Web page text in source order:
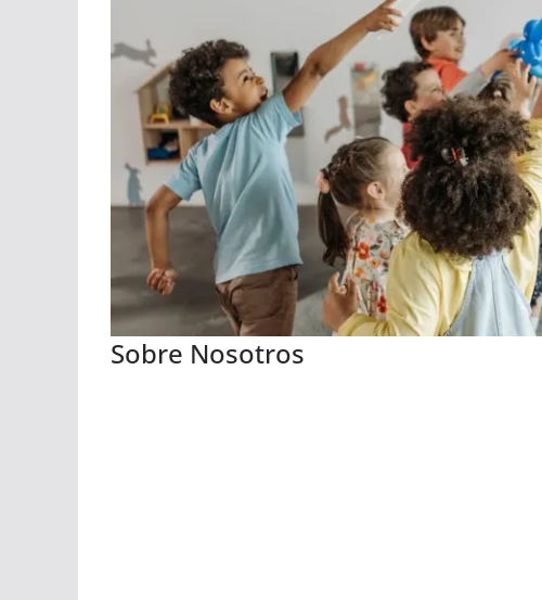
Sobre Nosotros